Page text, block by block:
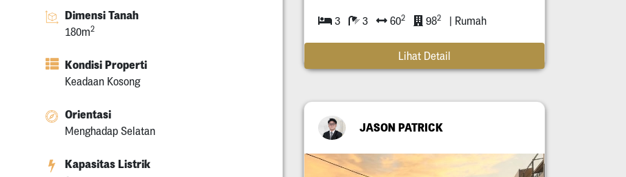
Dimensi Tanah
180m2
Kondisi Properti
Keadaan Kosong
Orientasi
Menghadap Selatan
Kapasitas Listrik
3 3 602 982 | Rumah
Lihat Detail
JASON PATRICK